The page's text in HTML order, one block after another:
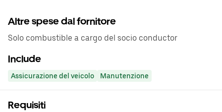
Altre spese dal fornitore
Solo combustible a cargo del socio conductor
Include
Assicurazione del veicolo Manutenzione
Requisiti